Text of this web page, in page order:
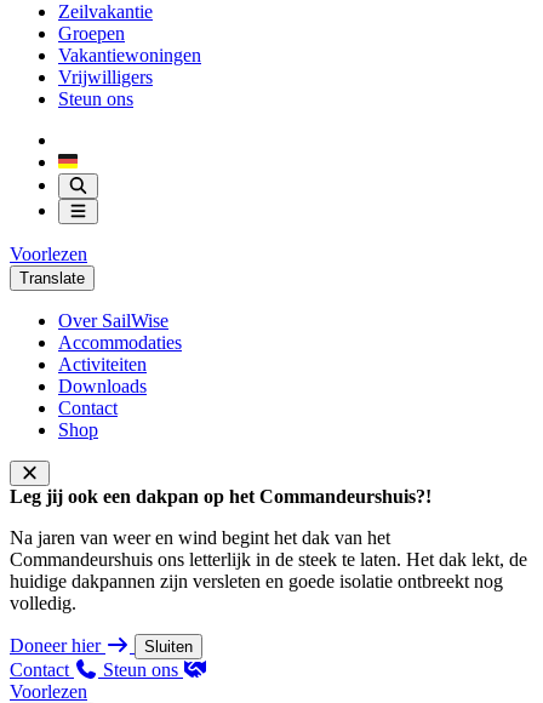
Zeilvakantie
Groepen
Vakantiewoningen
Vrijwilligers
Steun ons
Voorlezen
Translate
Over SailWise
Accommodaties
Activiteiten
Downloads
Contact
Shop
Leg jij ook een dakpan op het Commandeurshuis?!
Na jaren van weer en wind begint het dak van het
Commandeurshuis ons letterlijk in de steek te laten. Het dak lekt, de
huidige dakpannen zijn versleten en goede isolatie ontbreekt nog
volledig.
Doneer hier Sluiten
Contact
Steun ons
Voorlezen